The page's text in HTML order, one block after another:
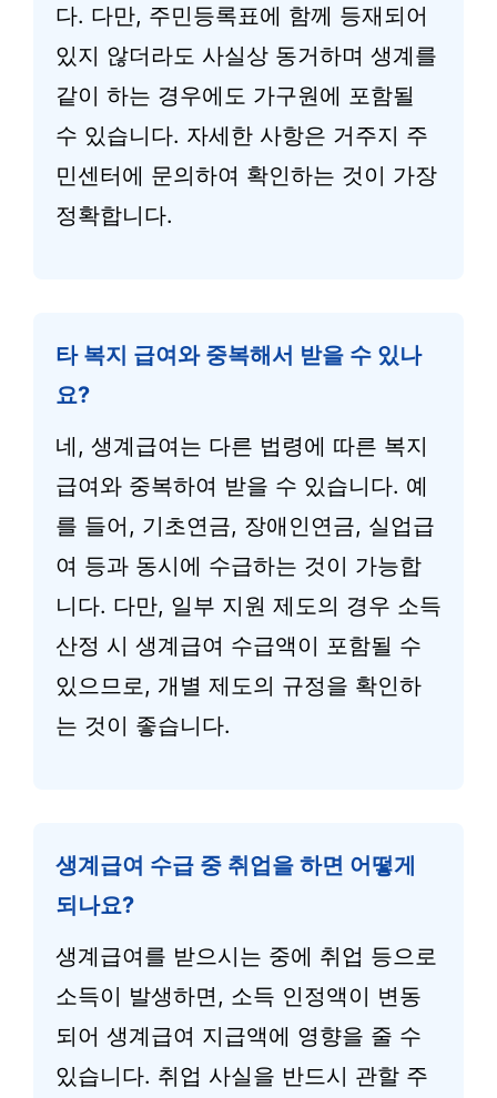
다. 다만, 주민등록표에 함께 등재되어
있지 않더라도 사실상 동거하며 생계를
같이 하는 경우에도 가구원에 포함될
수 있습니다. 자세한 사항은 거주지 주
민센터에 문의하여 확인하는 것이 가장
정확합니다.
타 복지 급여와 중복해서 받을 수 있나
요?
네, 생계급여는 다른 법령에 따른 복지
급여와 중복하여 받을 수 있습니다. 예
를 들어, 기초연금, 장애인연금, 실업급
여 등과 동시에 수급하는 것이 가능합
니다. 다만, 일부 지원 제도의 경우 소득
산정 시 생계급여 수급액이 포함될 수
있으므로, 개별 제도의 규정을 확인하
는 것이 좋습니다.
생계급여 수급 중 취업을 하면 어떻게
되나요?
생계급여를 받으시는 중에 취업 등으로
소득이 발생하면, 소득 인정액이 변동
되어 생계급여 지급액에 영향을 줄 수
있습니다. 취업 사실을 반드시 관할 주